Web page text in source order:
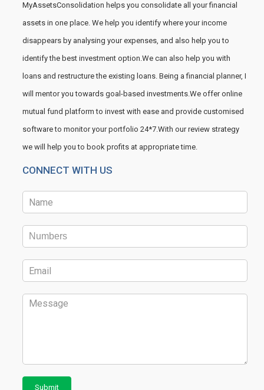
MyAssetsConsolidation helps you consolidate all your financial
assets in one place. We help you identify where your income
disappears by analysing your expenses, and also help you to
identify the best investment option.We can also help you with
loans and restructure the existing loans. Being a financial planner, I
will mentor you towards goal-based investments.We offer online
mutual fund platform to invest with ease and provide customised
software to monitor your portfolio 24*7.With our review strategy
we will help you to book profits at appropriate time.
CONNECT WITH US
Submit